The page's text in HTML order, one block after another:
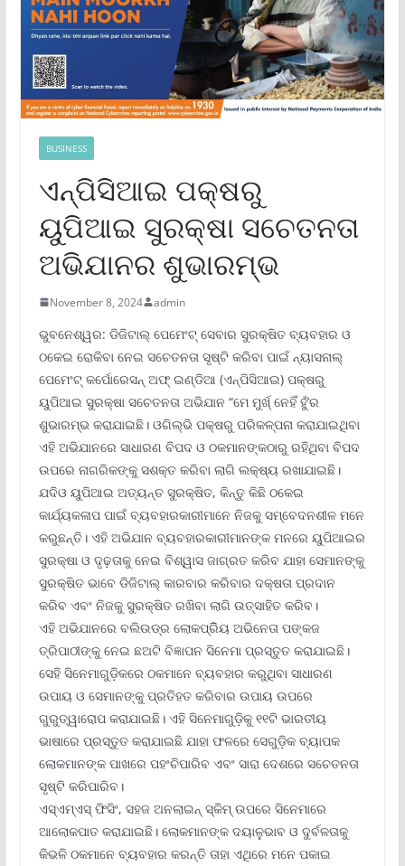
BUSINESS
ଏନ୍‌ପିସିଆଇ ପକ୍ଷରୁ
ୟୁପିଆଇ ସୁରକ୍ଷା ସଚେତନତା
ଅଭିଯାନର ଶୁଭାରମ୍ଭ
November 8, 2024 admin
ଭୁବନେଶ୍ୱର: ଡିଜିଟାଲ୍ ପେମେଂଟ୍ ସେବାର ସୁରକ୍ଷିତ ବ୍ୟବହାର ଓ
ଠକେଇ ରୋକିବା ନେଇ ସଚେତନତା ସୃଷ୍ଟି କରିବା ପାଇଁ ନ୍ୟାସନାଲ୍
ପେମେଂଟ୍ କର୍ପୋରେସନ୍ ଅଫ୍ ଇଣ୍ଡିଆ (ଏନ୍‌ପିସିଆଇ) ପକ୍ଷରୁ
ୟୁପିଆଇ ସୁରକ୍ଷା ସଚେତନତା ଅଭିଯାନ “ମେ ମୁର୍ଖ୍ ନେହିଁ ହୁଁ’ର
ଶୁଭାରମ୍ଭ କରାଯାଇଛି। ଓଗିଲ୍‌ଭି ପକ୍ଷରୁ ପରିକଳ୍ପନା କରାଯାଇଥିବା
ଏହି ଅଭିଯାନରେ ସାଧାରଣ ବିପଦ ଓ ଠକମାନଙ୍କଠାରୁ ରହିଥିବା ବିପଦ
ଉପରେ ନାଗରିକଙ୍କୁ ସଶକ୍ତ କରିବା ଲାଗି ଲକ୍ଷ୍ୟ ରଖାଯାଇଛି।
ଯଦିଓ ୟୁପିଆଇ ଅତ୍ୟନ୍ତ ସୁରକ୍ଷିତ, କିନ୍ତୁ କିଛି ଠକେଇ
କାର୍ଯ୍ୟକଳାପ ପାଇଁ ବ୍ୟବହାରକାରୀମାନେ ନିଜକୁ ସମ୍ବେଦନଶୀଳ ମନେ
କରୁଛନ୍ତି। ଏହି ଅଭିଯାନ ବ୍ୟବହାରକାରୀମାନଙ୍କ ମନରେ ୟୁପିଆଇର
ସୁରକ୍ଷା ଓ ଦୃଢ଼ତାକୁ ନେଇ ବିଶ୍ୱାସ ଜାଗ୍ରତ କରିବ ଯାହା ସେମାନଙ୍କୁ
ସୁରକ୍ଷିତ ଭାବେ ଡିଜିଟାଲ୍ କାରବାର କରିବାର ଦକ୍ଷତା ପ୍ରଦାନ
କରିବ ଏବଂ ନିଜକୁ ସୁରକ୍ଷିତ ରଖିବା ଲାଗି ଉତ୍ସାହିତ କରିବ।
ଏହି ଅଭିଯାନରେ ବଲିଉଡ୍‌ର ଲୋକପ୍ରିିୟ ଅଭିନେତା ପଙ୍କଜ
ତ୍ରିପାଠୀଙ୍କୁ ନେଇ ଛଅଟି ବିଜ୍ଞାପନ ସିନେମା ପ୍ରସ୍ତୁତ କରାଯାଇଛି।
ସେହି ସିନେମାଗୁଡ଼ିକରେ ଠକମାନେ ବ୍ୟବହାର କରୁଥିବା ସାଧାରଣ
ଉପାୟ ଓ ସେମାନଙ୍କୁ ପ୍ରତିହତ କରିବାର ଉପାୟ ଉପରେ
ଗୁରୁତ୍ୱାରୋପ କରାଯାଇଛି। ଏହି ସିନେମାଗୁଡ଼ିକୁ ୧୧ଟି ଭାରତୀୟ
ଭାଷାରେ ପ୍ରସ୍ତୁତ କରାଯାଇଛି ଯାହା ଫଳରେ ସେଗୁଡ଼ିକ ବ୍ୟାପକ
ଲୋକମାନଙ୍କ ପାଖରେ ପହଂଚିପାରିବ ଏବଂ ସାରା ଦେଶରେ ସଚେତନତା
ସୃଷ୍ଟି କରିପାରିବ।
ଏସ୍‌ଏମ୍‌ଏସ୍ ଫିସିଂ, ସହଜ ଅନଲାଇନ୍ ସ୍କିମ୍ ଉପରେ ସିନେମାରେ
ଆଲୋକପାତ କରାଯାଇଛି। ଲୋକମାନଙ୍କ ଦୟାଳୁଭାବ ଓ ଦୁର୍ବଳତାକୁ
କିଭଳି ଠକମାନେ ବ୍ୟବହାର କରନ୍ତି ତାହା ଏଥିରେ ମନେ ପକାଇ